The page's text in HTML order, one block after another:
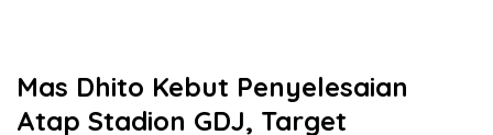
Mas Dhito Kebut Penyelesaian
Atap Stadion GDJ, Target